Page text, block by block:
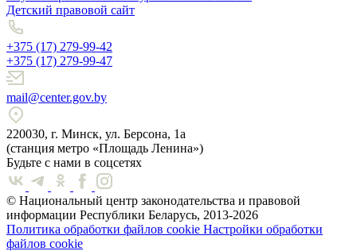
Детский правовой сайт
+375 (17) 279-99-42
+375 (17) 279-99-47
mail@center.gov.by
220030, г. Минск, ул. Берсона, 1а
(станция метро «Площадь Ленина»)
Будьте с нами в соцсетях
© Национальный центр законодательства и правовой
информации Республики Беларусь, 2013-2026
Политика обработки файлов cookie Настройки обработки
файлов cookie